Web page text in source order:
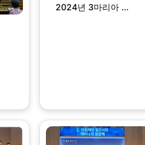
2024년 3마리아 ...